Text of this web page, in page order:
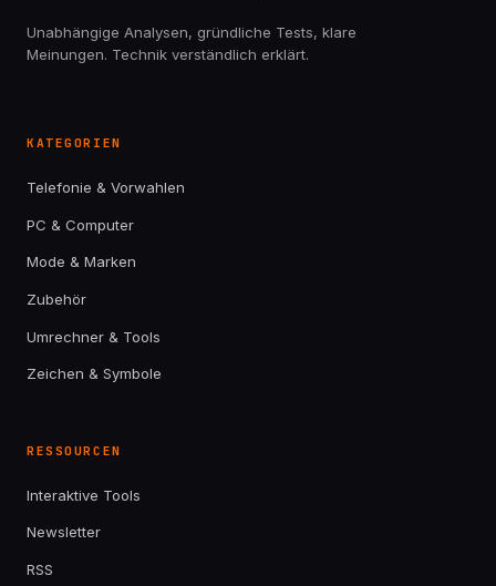
Unabhängige Analysen, gründliche Tests, klare
Meinungen. Technik verständlich erklärt.
KATEGORIEN
Telefonie & Vorwahlen
PC & Computer
Mode & Marken
Zubehör
Umrechner & Tools
Zeichen & Symbole
RESSOURCEN
Interaktive Tools
Newsletter
RSS